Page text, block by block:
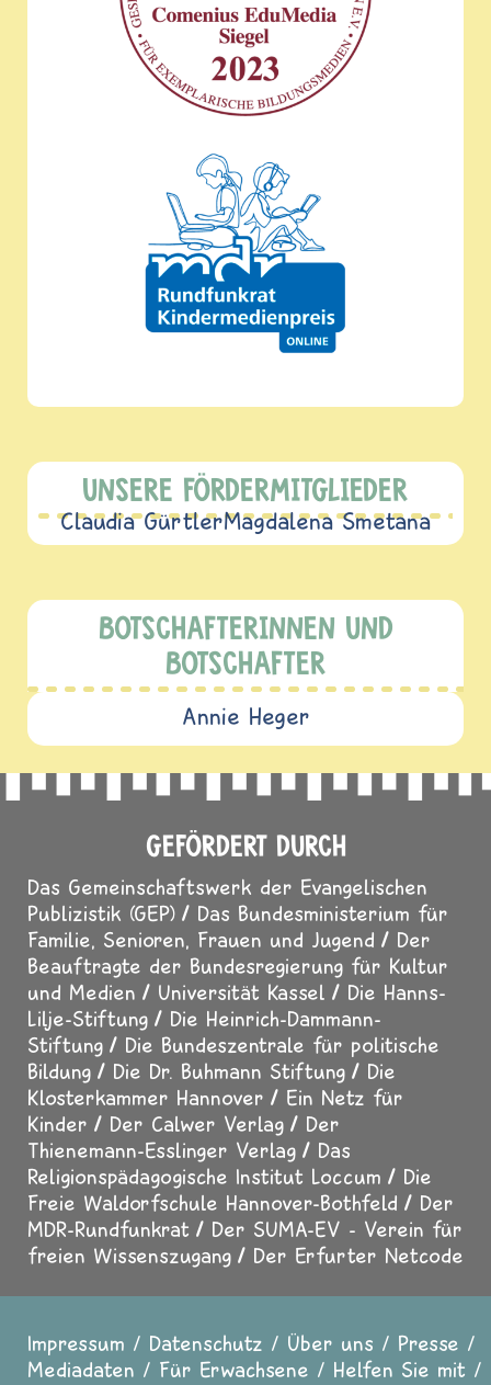
UNSERE FÖRDERMITGLIEDER
Claudia GürtlerMagdalena Smetana
BOTSCHAFTERINNEN UND
BOTSCHAFTER
Annie Heger
GEFÖRDERT DURCH
Das Gemeinschaftswerk der Evangelischen
Publizistik (GEP)
Das Bundesministerium für
Familie, Senioren, Frauen und Jugend
Der
Beauftragte der Bundesregierung für Kultur
und Medien
Universität Kassel
Die Hanns-
Lilje-Stiftung
Die Heinrich-Dammann-
Stiftung
Die Bundeszentrale für politische
Bildung
Die Dr. Buhmann Stiftung
Die
Klosterkammer Hannover
Ein Netz für
Kinder
Der Calwer Verlag
Der
Thienemann-Esslinger Verlag
Das
Religionspädagogische Institut Loccum
Die
Freie Waldorfschule Hannover-Bothfeld
Der
MDR-Rundfunkrat
Der SUMA-EV - Verein für
freien Wissenszugang
Der Erfurter Netcode
Fußzeile
Impressum Datenschutz Über uns
Presse
Mediadaten
Für Erwachsene
Helfen Sie mit